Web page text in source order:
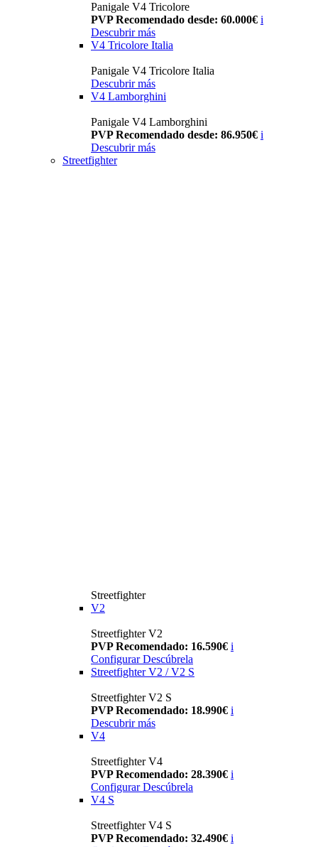
Panigale V4 Tricolore
PVP Recomendado desde: 60.000€ i
Descubrir más
V4 Tricolore Italia
Panigale V4 Tricolore Italia
Descubrir más
V4 Lamborghini
Panigale V4 Lamborghini
PVP Recomendado desde: 86.950€ i
Descubrir más
Streetfighter
Streetfighter
V2
Streetfighter V2
PVP Recomendado: 16.590€ i
Configurar Descúbrela
Streetfighter V2 / V2 S
Streetfighter V2 S
PVP Recomendado: 18.990€ i
Descubrir más
V4
Streetfighter V4
PVP Recomendado: 28.390€ i
Configurar Descúbrela
V4 S
Streetfighter V4 S
PVP Recomendado: 32.490€ i